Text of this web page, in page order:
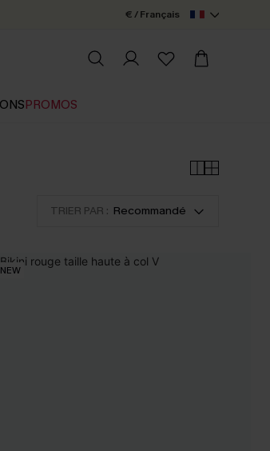
€ / Français
PROMOS
TRIER PAR : Recommandé
NEW